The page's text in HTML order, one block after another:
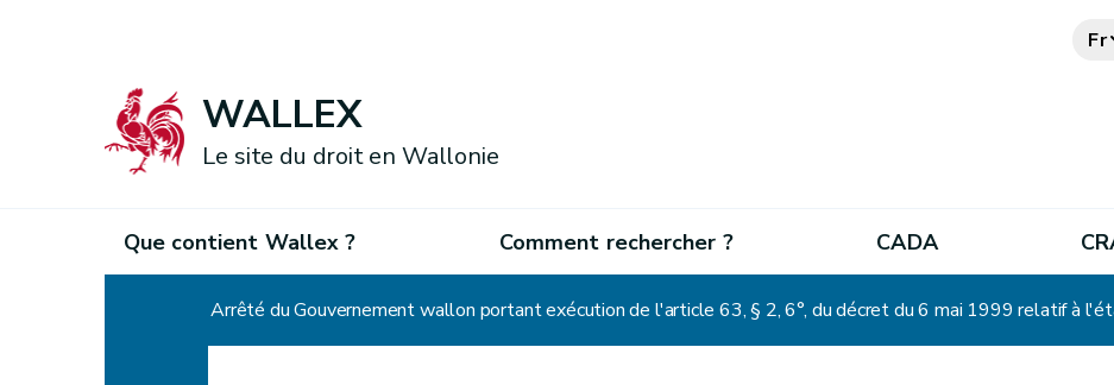
Fr
WALLEX
Le site du droit en Wallonie
Que contient Wallex ? Comment rechercher ? CADA